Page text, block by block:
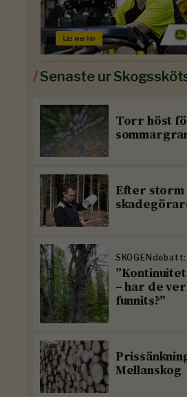
/Senaste ur
Torr höst
Efter
SKOGENdebatt:
– har de
funnits?”
Mellanskog